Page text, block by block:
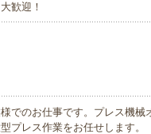
歓迎！
でのお仕事です。プレス機械
プレス作業をお任せします